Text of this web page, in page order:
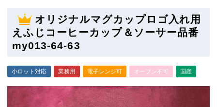
オリジナルマグカップロゴ入れ用
えふじコーヒーカップ＆ソーサー品番
my013-64-63
小ロット対応 業務用 電子レンジ可 オーブン不可 国産